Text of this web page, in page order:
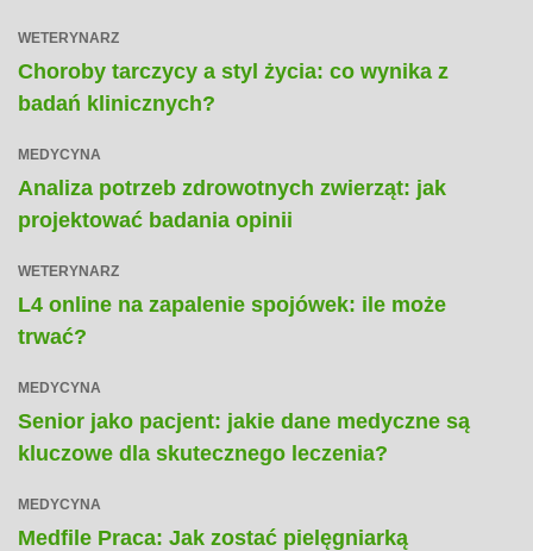
WETERYNARZ
Choroby tarczycy a styl życia: co wynika z
badań klinicznych?
MEDYCYNA
Analiza potrzeb zdrowotnych zwierząt: jak
projektować badania opinii
WETERYNARZ
L4 online na zapalenie spojówek: ile może
trwać?
MEDYCYNA
Senior jako pacjent: jakie dane medyczne są
kluczowe dla skutecznego leczenia?
MEDYCYNA
Medfile Praca: Jak zostać pielęgniarką